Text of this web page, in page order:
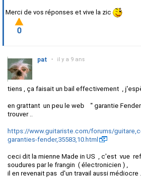
Merci de vos réponses et vive la zic
0
pat • il y a 9 ans
tiens , ça faisait un bail effectivement ,
en grattant un peu le web " garantie
trouver ..
https://www.guitariste.com/forums/
garanties-fender,35583,10.html
ceci dit la mienne Made in US , c'est vue
soudures par le frangin ( électronicien ) ,
il en revenait pas d'un travail aussi médiocre